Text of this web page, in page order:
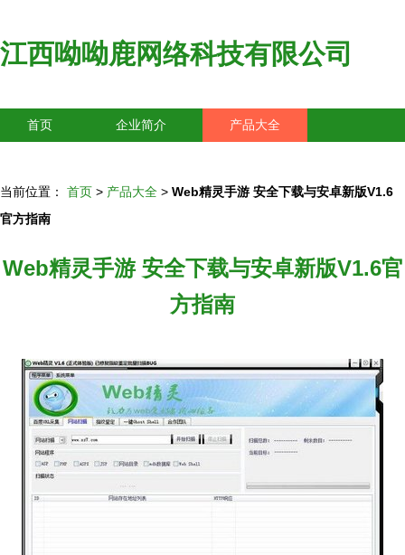
江西呦呦鹿网络科技有限公司
首页 企业简介 产品大全
当前位置： 首页 > 产品大全 > Web精灵手游 安全下载与安卓新版V1.6
官方指南
Web精灵手游 安全下载与安卓新版V1.6官
方指南